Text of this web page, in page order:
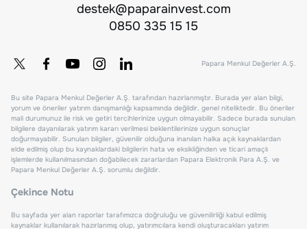
destek@paparainvest.com
0850 335 15 15
Papara Menkul Değerler A.Ş.
Bu site Papara Menkul Değerler A.Ş. tarafından hazırlanmıştır. Burada yer alan bilgi,
yorum ve öneriler yatırım danışmanlığı kapsamında değildir, genel niteliktedir. Bu öneriler
mali durumunuz ile risk ve getiri tercihlerinize uygun olmayabilir. Sadece burada sunulan
bilgilere dayanılarak yatırım kararı verilmesi beklentilerinize uygun sonuçlar
doğurmayabilir. Sunulan bilgiler, güvenilir olduğuna inanılan halka açık kaynaklardan
elde edilmiş olup bu kaynaklardaki bilgilerin hata ve eksikliğinden ve ticari amaçlı
işlemlerde kullanılmasından doğabilecek zararlardan Papara Elektronik Para A.Ş. ve
Papara Menkul Değerler A.Ş. sorumlu değildir.
Çekince Notu
Bu sayfada yer alan raporlar tarafımızca doğruluğu ve güvenilirliği kabul edilmiş
kaynaklar kullanılarak hazırlanmış olup, yatırımcılara kendi oluşturacakları yatırım